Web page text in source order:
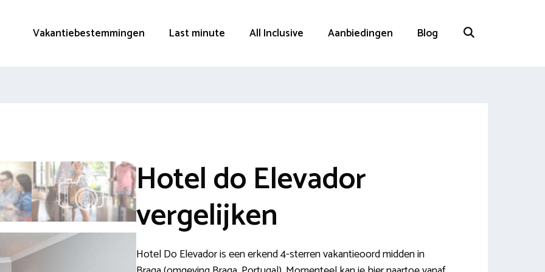
Vakantiebestemmingen Last minute All Inclusive Aanbiedingen Blog
Hotel do Elevador
vergelijken
Hotel Do Elevador is een erkend 4-sterren vakantieoord midden in